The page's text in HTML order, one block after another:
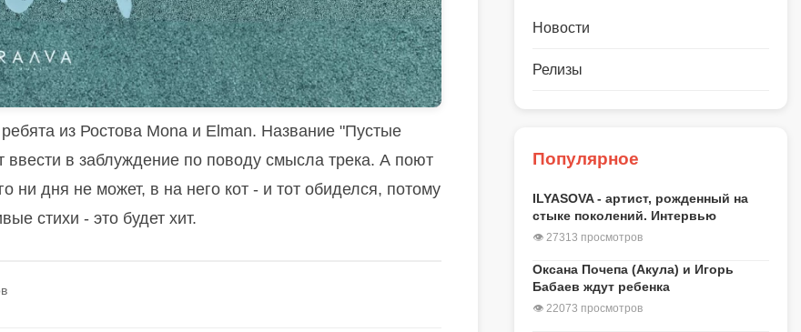
из Ростова Mona и Elman. Название "Пустые
ввести в заблуждение по поводу смысла трека. А поют
ни дня не может, в на него кот - и тот обиделся, потому
стихи - это будет хит.
Новости
Релизы
Популярное
ILYASOVA - артист, рожденный на
стыке поколений. Интервью
👁 27313 просмотров
Оксана Почепа (Акула) и Игорь
Бабаев ждут ребенка
👁 22073 просмотров